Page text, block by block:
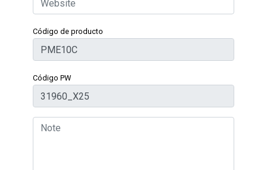
Código de producto
Código PW